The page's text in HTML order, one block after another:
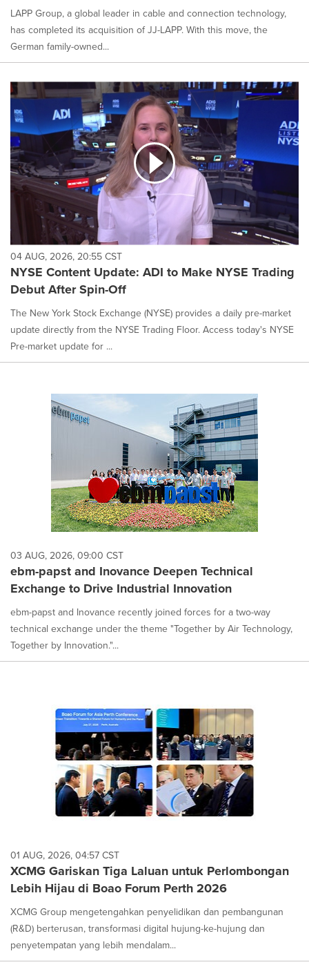
LAPP Group, a global leader in cable and connection technology,
has completed its acquisition of JJ-LAPP. With this move, the
German family-owned...
04 AUG, 2026, 20:55 CST
NYSE Content Update: ADI to Make NYSE Trading
Debut After Spin-Off
The New York Stock Exchange (NYSE) provides a daily pre-market
update directly from the NYSE Trading Floor. Access today's NYSE
Pre-market update for ...
03 AUG, 2026, 09:00 CST
ebm-papst and Inovance Deepen Technical
Exchange to Drive Industrial Innovation
ebm-papst and Inovance recently joined forces for a two-way
technical exchange under the theme "Together by Air Technology,
Together by Innovation."...
01 AUG, 2026, 04:57 CST
XCMG Gariskan Tiga Laluan untuk Perlombongan
Lebih Hijau di Boao Forum Perth 2026
XCMG Group mengetengahkan penyelidikan dan pembangunan
(R&D) berterusan, transformasi digital hujung-ke-hujung dan
penyetempatan yang lebih mendalam...